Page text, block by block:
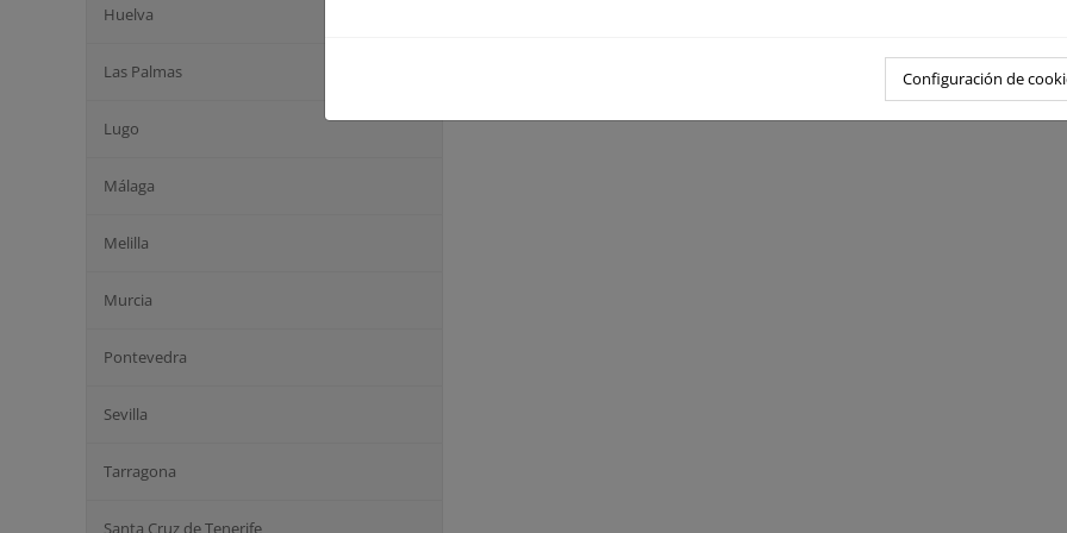
Huelva
Las Palmas
Lugo
Málaga
Melilla
Murcia
Pontevedra
Sevilla
Tarragona
Santa Cruz de Tenerife
Configuración de